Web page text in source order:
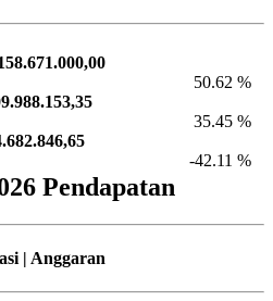
50.62 %
35.45 %
-42.11 %
Pendapatan
| Anggaran